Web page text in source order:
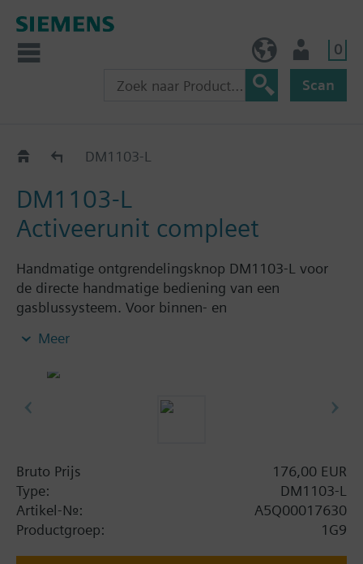
0
Scan
Accessories
DM1103-L
DM1103-L
Activeerunit compleet
Handmatige ontgrendelingsknop DM1103-L voor
de directe handmatige bediening van een
gasblussysteem. Voor binnen- en
Voor opbouw toevoerleidingen naar de DM1103-L
voor M20 kabelwartels of borgplug (2 borgpluggen,
Meer
Bruto Prijs
176,00 EUR
Type:
DM1103-L
Artikel-Nr.:
A5Q00017630
Productgroep:
1G9